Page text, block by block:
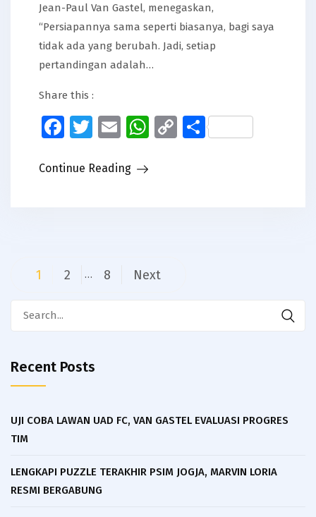
Jean-Paul Van Gastel, menegaskan,
“Persiapannya sama seperti biasanya, bagi saya
tidak ada yang berubah. Jadi, setiap
pertandingan adalah…
Share this :
Facebook
Twitter
EmailWhatsApp
CopyShare
Continue Reading
Posts
1 2 … 8 Next
Recent Posts
UJI COBA LAWAN UAD FC, VAN GASTEL EVALUASI PROGRES
TIM
LENGKAPI PUZZLE TERAKHIR PSIM JOGJA, MARVIN LORIA
RESMI BERGABUNG